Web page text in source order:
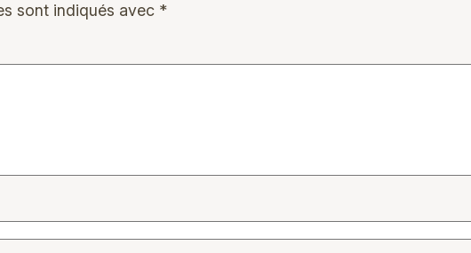
sont indiqués avec *